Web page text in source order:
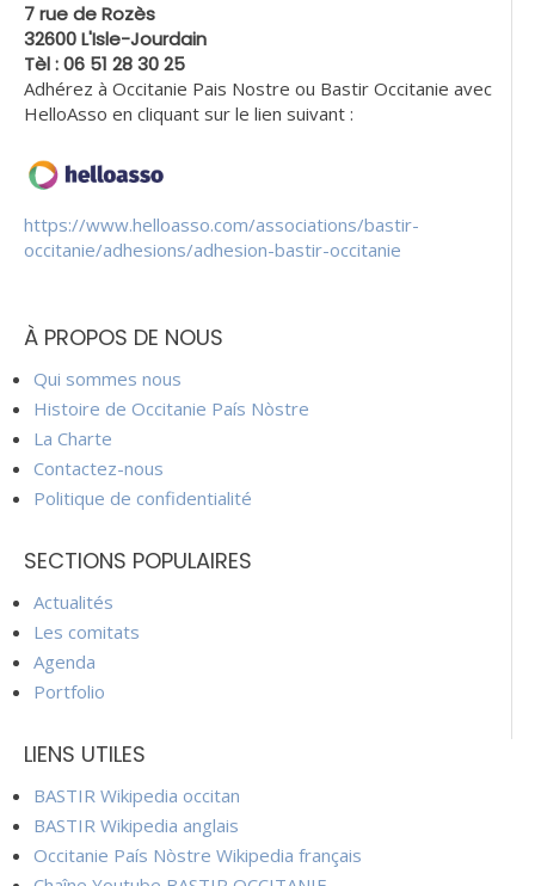
7 rue de Rozès
32600 L'Isle-Jourdain
Tèl : 06 51 28 30 25
Adhérez à Occitanie Pais Nostre ou Bastir Occitanie avec
HelloAsso en cliquant sur le lien suivant :
https://www.helloasso.com/associations/bastir-
occitanie/adhesions/adhesion-bastir-occitanie
À PROPOS DE NOUS
Qui sommes nous
Histoire de Occitanie País Nòstre
La Charte
Contactez-nous
Politique de confidentialité
SECTIONS POPULAIRES
Actualités
Les comitats
Agenda
Portfolio
LIENS UTILES
BASTIR Wikipedia occitan
BASTIR Wikipedia anglais
Occitanie País Nòstre Wikipedia français